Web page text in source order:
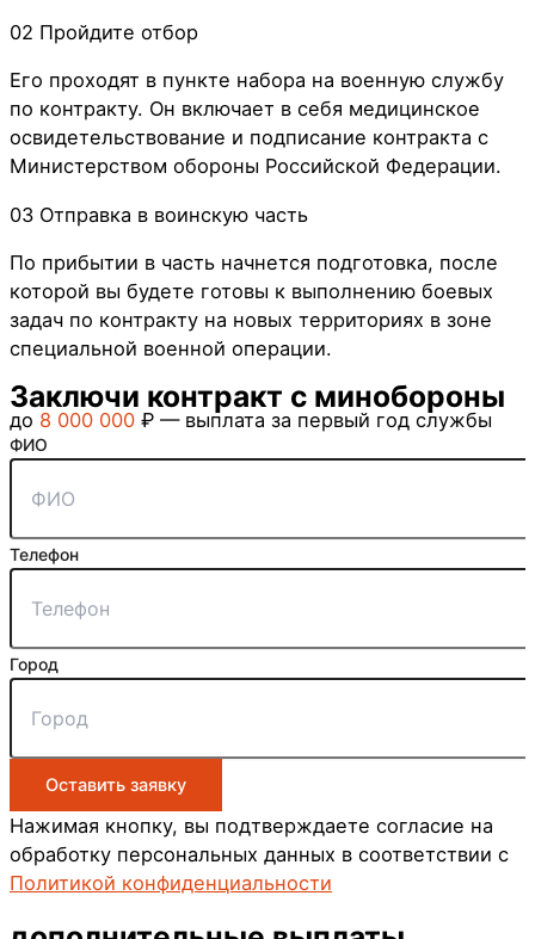
02 Пройдите отбор
Его проходят в пункте набора на военную службу
по контракту. Он включает в себя медицинское
освидетельствование и подписание контракта с
Министерством обороны Российской Федерации.
03 Отправка в воинскую часть
По прибытии в часть начнется подготовка, после
которой вы будете готовы к выполнению боевых
задач по контракту на новых территориях в зоне
специальной военной операции.
Заключи контракт с минобороны
до 8 000 000 ₽ — выплата за первый год службы
ФИО
Телефон
Город
Оставить заявку
Нажимая кнопку, вы подтверждаете согласие на
обработку персональных данных в соответствии с
Политикой конфиденциальности